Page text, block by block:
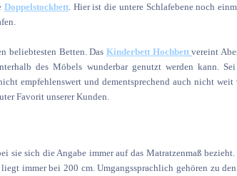
Doppelstockbett. Hier ist die untere Schlafebene noch
beliebtesten Betten. DasKinderbett Hochbett vereint
des Möbels wunderbar genutzt werden kann.
empfehlenswert und dementsprechend auch nicht
Favorit unserer Kunden.
sie sich die Angabe immer auf das Matratzenmaß
immer bei 200 cm. Umgangssprachlich gehören zu